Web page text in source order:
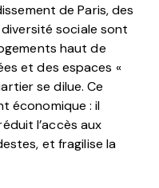
de Paris, des
sociale sont
haut de
et des espaces «
se dilue. Ce
économique : il
l’accès aux
et fragilise la